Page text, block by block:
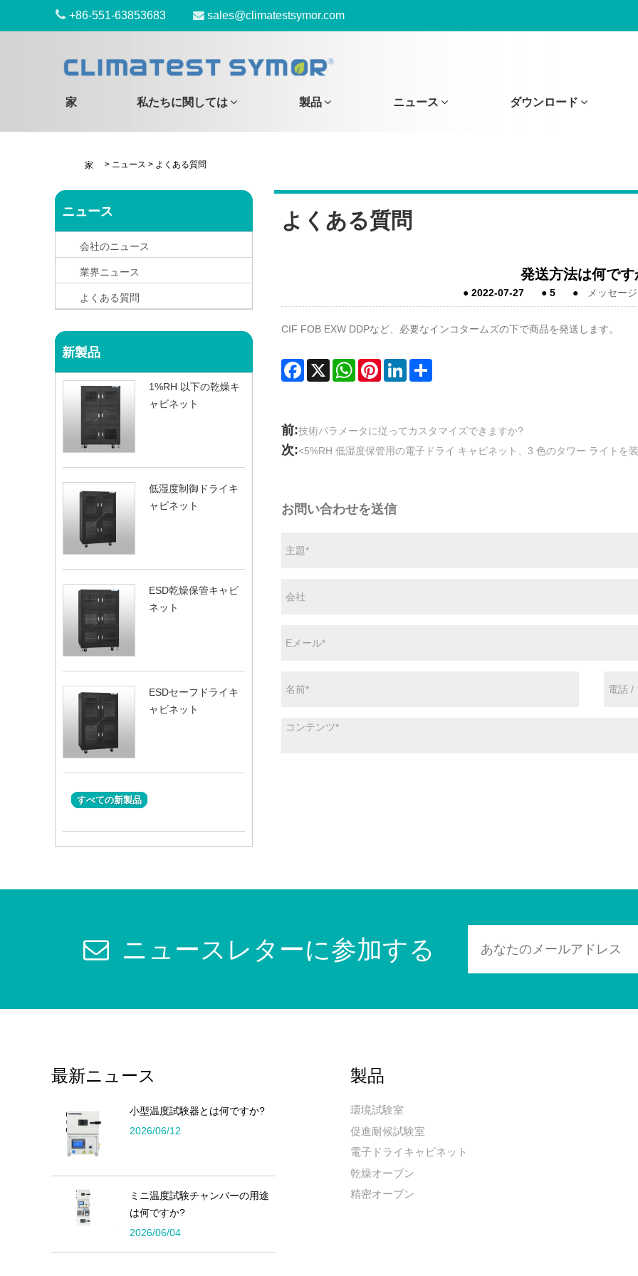
+86-551-63853683 sales@climatestsymor.com
家 私たちに関しては 製品 ニュース ダウンロード
家 > ニュース > よくある質問
ニュース
会社のニュース
業界ニュース
よくある質問
新製品
1%RH 以下の乾燥キ
ャビネット
低湿度制御ドライキ
ャビネット
ESD乾燥保管キャビ
ネット
ESDセーフドライキ
ャビネット
すべての新製品
よくある質問
発送方法は何です
●2022-07-27 ●5 ● メッセー
CIF FOB EXW DDPなど、必要なインコタームズの下で商品を発送します。
Facebook
X WhatsAppPinterestLinkedInShare
前:技術パラメータに従ってカスタマイズできますか?
次:<5%RH 低湿度保管用の電子ドライ キャビネット、3 色のタワー ライトを
お問い合わせを送信
ニュースレターに参加する
最新ニュース
小型温度試験器とは何ですか?
2026/06/12
ミニ温度試験チャンバーの用途
は何ですか?
2026/06/04
製品
環境試験室
促進耐候試験室
電子ドライキャビネット
乾燥オーブン
精密オーブン